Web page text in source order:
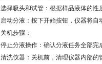
选择吸头和试管：根据样品液体的性
启动分液：按下开始按钮，仪器将
关机步骤：
停止分液操作：确认分液任务全部
清洗仪器：关机前，清理仪器内部